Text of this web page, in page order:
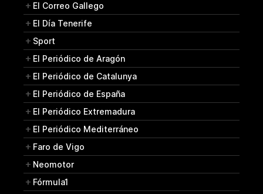
El Correo Gallego
El Día Tenerife
Sport
El Periódico de Aragón
El Periódico de Catalunya
El Periódico de España
El Periódico Extremadura
El Periódico Mediterráneo
Faro de Vigo
Neomotor
Fórmula1